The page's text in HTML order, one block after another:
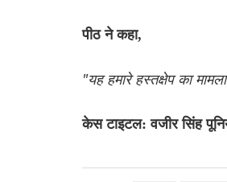
पीठ ने कहा,
"यह हमारे हस्तक्षेप का
केस टाइटल: वजीर सिंह